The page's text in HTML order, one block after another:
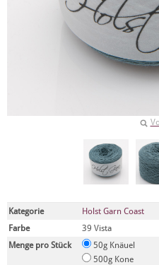
Kategorie
Holst Garn Coast
Farbe
39 Vista
Menge pro Stück
50g Knäuel
500g Kone